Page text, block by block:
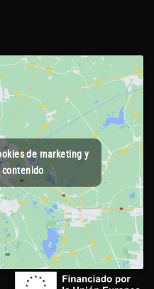
de marketing y